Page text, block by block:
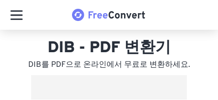
DIB - PDF 변환기
DIB를 PDF으로 온라인에서 무료로 변환하세요.